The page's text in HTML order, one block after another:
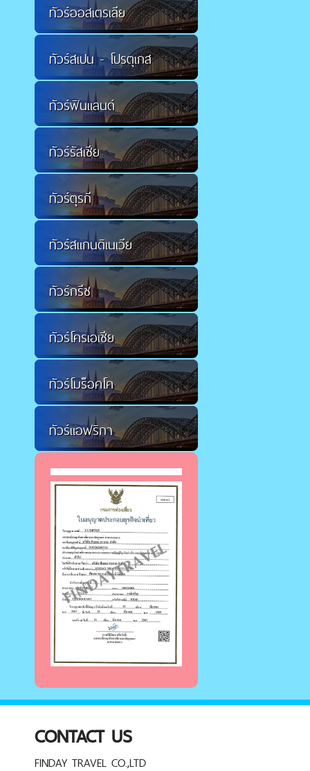
ทัวร์ออสเตรเลีย
ทัวร์สเปน - โปรตุเกส
ทัวร์ฟินแลนด์
ทัวร์รัสเซีย
ทัวร์ตุรกี
ทัวร์สแกนดิเนเวีย
ทัวร์กรีซ
ทัวร์โครเอเชีย
ทัวร์โมร็อคโค
ทัวร์แอฟริกา
CONTACT US
FINDAY TRAVEL CO.,LTD